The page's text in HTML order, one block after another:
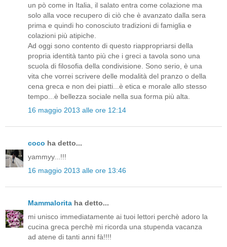
un pò come in Italia, il salato entra come colazione ma
solo alla voce recupero di ciò che è avanzato dalla sera
prima e quindi ho conosciuto tradizioni di famiglia e
colazioni più atipiche.
Ad oggi sono contento di questo riappropriarsi della
propria identità tanto più che i greci a tavola sono una
scuola di filosofia della condivisione. Sono serio, è una
vita che vorrei scrivere delle modalità del pranzo o della
cena greca e non dei piatti...è etica e morale allo stesso
tempo...è bellezza sociale nella sua forma più alta.
16 maggio 2013 alle ore 12:14
coco ha detto...
yammyy...!!!
16 maggio 2013 alle ore 13:46
Mammalorita ha detto...
mi unisco immediatamente ai tuoi lettori perchè adoro la
cucina greca perchè mi ricorda una stupenda vacanza
ad atene di tanti anni fà!!!!